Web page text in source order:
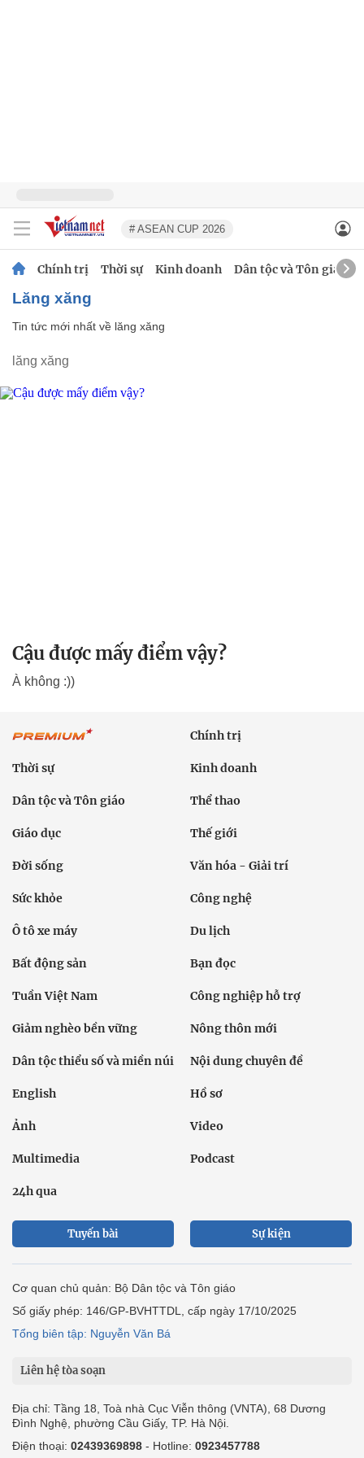
# ASEAN CUP 2026
Chính trị Thời sự Kinh doanh Dân tộc và Tôn giáo
lăng xăng
Tin tức mới nhất về lăng xăng
lăng xăng
Cậu được mấy điểm vậy?
À không :))
Chính trị
Thời sự Kinh doanh
Dân tộc và Tôn giáo Thể thao
Giáo dục Thế giới
Đời sống Văn hóa - Giải trí
Sức khỏe Công nghệ
Ô tô xe máy Du lịch
Bất động sản Bạn đọc
Tuần Việt Nam Công nghiệp hỗ trợ
Giảm nghèo bền vững Nông thôn mới
Dân tộc thiểu số và miền núi Nội dung chuyên đề
English Hồ sơ
Ảnh Video
Multimedia Podcast
24h qua
Tuyến bài Sự kiện
Cơ quan chủ quản: Bộ Dân tộc và Tôn giáo
Số giấy phép: 146/GP-BVHTTDL, cấp ngày 17/10/2025
Tổng biên tập: Nguyễn Văn Bá
Liên hệ tòa soạn
Địa chỉ: Tầng 18, Toà nhà Cục Viễn thông (VNTA), 68 Dương
Đình Nghệ, phường Cầu Giấy, TP. Hà Nội.
Điện thoại: 02439369898 - Hotline: 0923457788